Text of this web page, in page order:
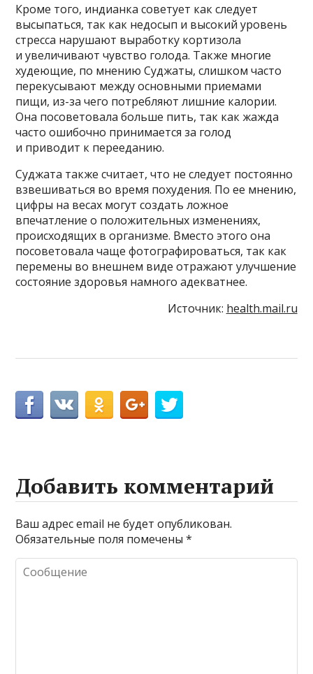
Кроме того, индианка советует как следует
высыпаться, так как недосып и высокий уровень
стресса нарушают выработку кортизола
и увеличивают чувство голода. Также многие
худеющие, по мнению Суджаты, слишком часто
перекусывают между основными приемами
пищи, из-за чего потребляют лишние калории.
Она посоветовала больше пить, так как жажда
часто ошибочно принимается за голод
и приводит к перееданию.
Суджата также считает, что не следует постоянно
взвешиваться во время похудения. По ее мнению,
цифры на весах могут создать ложное
впечатление о положительных изменениях,
происходящих в организме. Вместо этого она
посоветовала чаще фотографироваться, так как
перемены во внешнем виде отражают улучшение
состояние здоровья намного адекватнее.
Источник: health.mail.ru
Добавить комментарий
Ваш адрес email не будет опубликован.
Обязательные поля помечены*